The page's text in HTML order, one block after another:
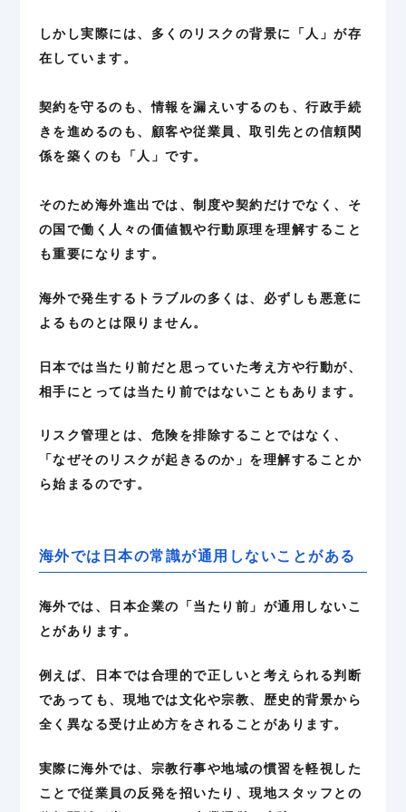
しかし実際には、多くのリスクの背景に「人」が存
在しています。
契約を守るのも、情報を漏えいするのも、行政手続
きを進めるのも、顧客や従業員、取引先との信頼関
係を築くのも「人」です。
そのため海外進出では、制度や契約だけでなく、そ
の国で働く人々の価値観や行動原理を理解すること
も重要になります。
海外で発生するトラブルの多くは、必ずしも悪意に
よるものとは限りません。
日本では当たり前だと思っていた考え方や行動が、
相手にとっては当たり前ではないこともあります。
リスク管理とは、危険を排除することではなく、
「なぜそのリスクが起きるのか」を理解することか
ら始まるのです。
海外では日本の常識が通用しないことがある
海外では、日本企業の「当たり前」が通用しないこ
とがあります。
例えば、日本では合理的で正しいと考えられる判断
であっても、現地では文化や宗教、歴史的背景から
全く異なる受け止め方をされることがあります。
実際に海外では、宗教行事や地域の慣習を軽視した
ことで従業員の反発を招いたり、現地スタッフとの